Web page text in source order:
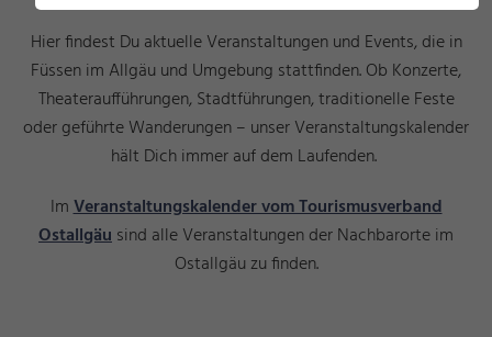
Hier findest Du aktuelle Veranstaltungen und Events, die in
Füssen im Allgäu und Umgebung stattfinden. Ob Konzerte,
Theateraufführungen, Stadtführungen, traditionelle Feste
oder geführte Wanderungen – unser Veranstaltungskalender
hält Dich immer auf dem Laufenden.
ImVeranstaltungskalender vom Tourismusverband
Ostallgäusind alle Veranstaltungen der Nachbarorte im
Ostallgäu zu finden.